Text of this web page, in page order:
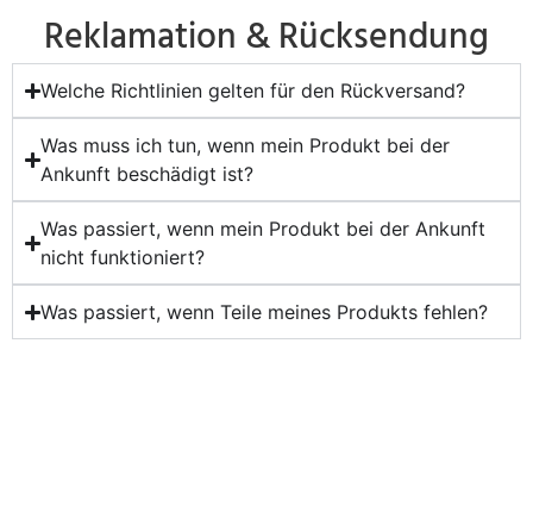
Reklamation & Rücksendung
Welche Richtlinien gelten für den Rückversand?
Was muss ich tun, wenn mein Produkt bei der
Ankunft beschädigt ist?
Was passiert, wenn mein Produkt bei der Ankunft
nicht funktioniert?
Was passiert, wenn Teile meines Produkts fehlen?